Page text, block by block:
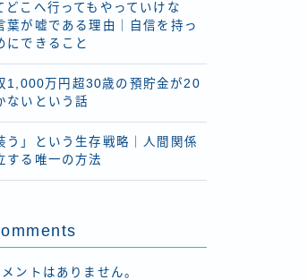
どこへ行ってもやっていけな
葉が嘘である理由｜自信を持っ
にできること
1,000万円超30歳の預貯金が20
ないという話
う」という生存戦略｜人間関係
する唯一の方法
ントはありません。